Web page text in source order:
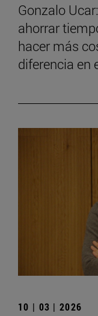
Gonzalo
ahorrar
hacer más
diferencia en
10 | 03 | 2026